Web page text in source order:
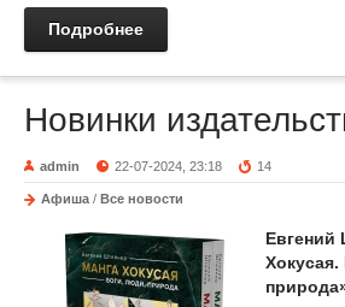
Подробнее
Новинки
admin 22-07-2024, 23:18 14
Афиша / Все новости
Евгений